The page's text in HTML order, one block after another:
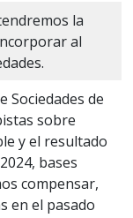
la
al
Sociedades de
sobre
y el resultado
bases
compensar,
en el pasado